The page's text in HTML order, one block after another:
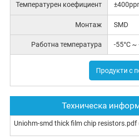
Температурен коефициент
Монтаж SMD
Работна температура -55°C ~
Продукти с
Техническа
Uniohm-smd thick film chip resistors.pdf